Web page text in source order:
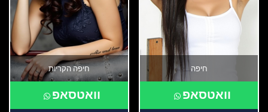
חיפה
וואטסאפ
חיפה הקריות
וואטסאפ